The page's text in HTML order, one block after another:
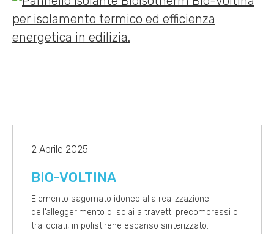
2 Aprile 2025
BIO-VOLTINA
Elemento sagomato idoneo alla realizzazione
dell’alleggerimento di solai a travetti precompressi o
tralicciati, in polistirene espanso sinterizzato.